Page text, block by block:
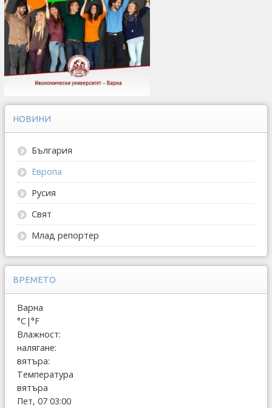
НОВИНИ
България
Европа
Русия
Свят
Млад репортер
ВРЕМЕТО
Варна
°C|°F
Влажност:
налягане:
вятъра:
Температура
вятъра
Пет, 07 03:00